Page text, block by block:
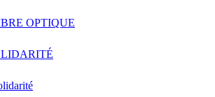
OPTIQUE